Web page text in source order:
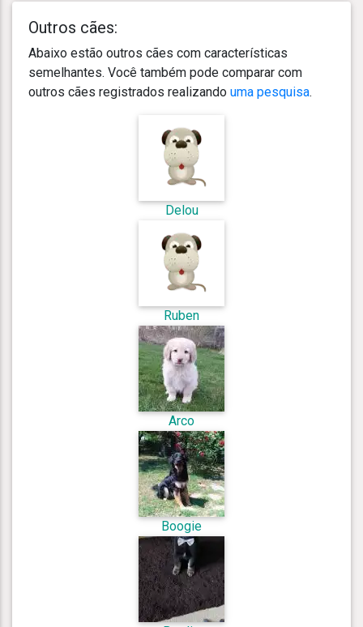
Outros cães:
Abaixo estão outros cães com características
semelhantes. Você também pode comparar com
outros cães registrados realizando uma pesquisa.
Delou
Ruben
Arco
Boogie